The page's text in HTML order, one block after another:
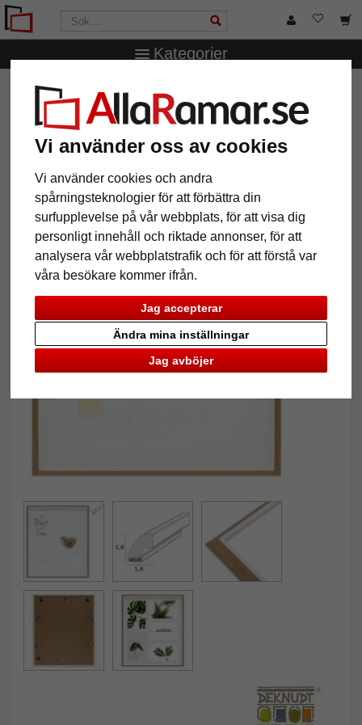
Vi använder oss av cookies
Vi använder cookies och andra
spårningsteknologier för att förbättra din
surfupplevelse på vår webbplats, för att visa dig
personligt innehåll och riktade annonser, för att
analysera vår webbplatstrafik och för att förstå var
våra besökare kommer ifrån.
Jag accepterar
Jag avböjer
Ändra mina inställningar
Kategorier
AllaRamar.se Märken
bilder
Linda galleriram för 5 bilder